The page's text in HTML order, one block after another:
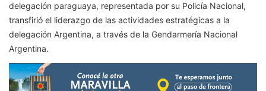
delegación paraguaya, representada por su Policía Nacional,
transfirió el liderazgo de las actividades estratégicas a la
delegación Argentina, a través de la Gendarmería Nacional
Argentina.